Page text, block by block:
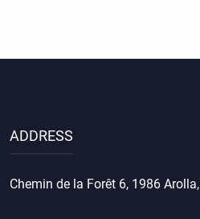
ADDRESS
Chemin de la Forêt 6, 1986